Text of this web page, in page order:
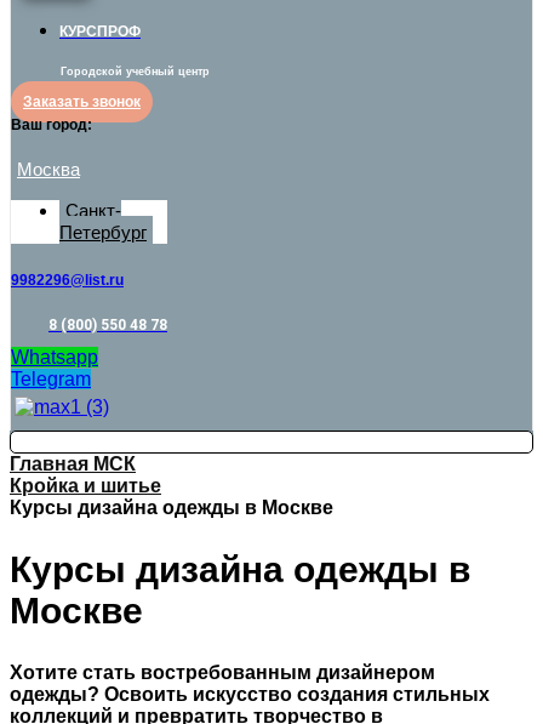
КУРСПРОФ
Городской учебный центр
Заказать звонок
Ваш город:
Москва
Санкт-
Петербург
9982296@list.ru
8 (800) 550 48 78
Whatsapp
Telegram
Главная МСК
Кройка и шитье
Курсы дизайна одежды в Москве
Курсы дизайна одежды в
Москве
Хотите стать востребованным дизайнером
одежды? Освоить искусство создания стильных
коллекций и превратить творчество в